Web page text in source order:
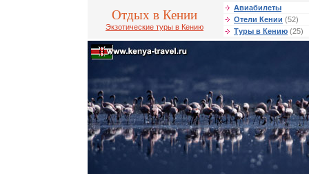
Отдых в Кении
Экзотические туры в Кению
Авиабилеты
Отели Кении (52)
Туры в Кению (25)